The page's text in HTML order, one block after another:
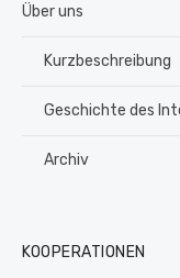
Über uns
Kurzbeschreibung
Geschichte des
Archiv
KOOPERATIONEN